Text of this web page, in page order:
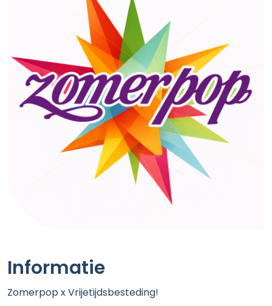
Informatie
Zomerpop x Vrijetijdsbesteding!